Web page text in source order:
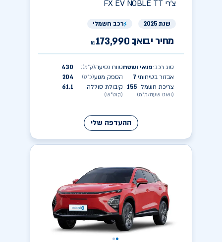
צ'רי FX EV NOBLE TT
שנת 2025 רכב חשמלי
מחיר יבואן: ₪173,990
סוג רכב:פנאי ושטח
אבזור בטיחותי:
7
צריכת חשמל:
(וואט שעה/ק״מ)
155
טווח נסיעה(ק״מ):
430
הספק מנוע(כ״ס):
204
קיבולת סוללה:
(קוט״ש)
61.1
ההעדפה שלי